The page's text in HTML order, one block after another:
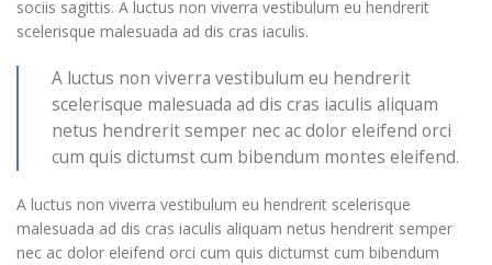
sociis sagittis. A luctus non viverra vestibulum eu hendrerit
scelerisque malesuada ad dis cras iaculis.
A luctus non viverra vestibulum eu hendrerit
scelerisque malesuada ad dis cras iaculis aliquam
netus hendrerit semper nec ac dolor eleifend orci
cum quis dictumst cum bibendum montes eleifend.
A luctus non viverra vestibulum eu hendrerit scelerisque
malesuada ad dis cras iaculis aliquam netus hendrerit semper
nec ac dolor eleifend orci cum quis dictumst cum bibendum